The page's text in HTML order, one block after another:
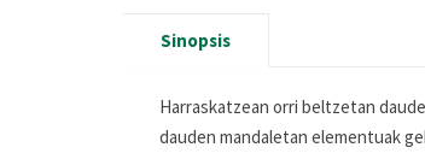
Sinopsis
Harraskatzean orri beltzetan
dauden mandaletan elementuak